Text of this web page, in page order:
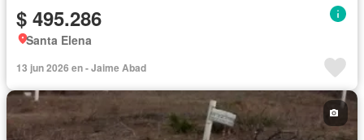
$ 495.286
Santa Elena
13 jun 2026 en - Jaime Abad